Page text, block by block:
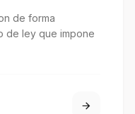
de forma
de ley que impone